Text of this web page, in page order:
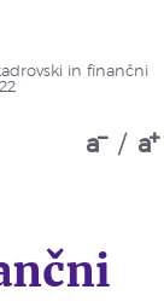
in finančni
a / a